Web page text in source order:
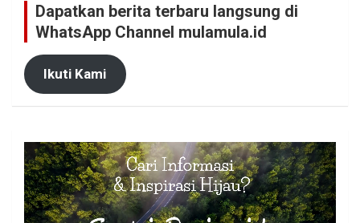
Dapatkan berita terbaru langsung di
WhatsApp Channel mulamula.id
Ikuti Kami